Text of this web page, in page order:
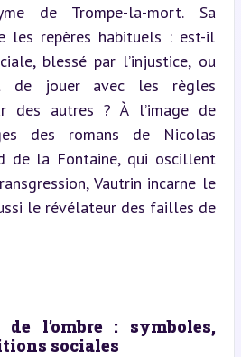
de Trompe-la-mort. Sa
les repères habituels : est-il
blessé par l’injustice, ou
de jouer avec les règles
des autres ? À l’image de
des romans de Nicolas
de la Fontaine, qui oscillent
Vautrin incarne le
le révélateur des failles de
l’ombre : symboles,
sociales